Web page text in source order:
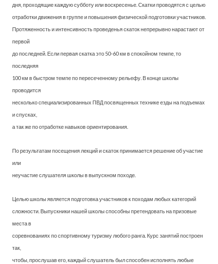
дня, проходящие каждую субботу или воскресенье. Скатки проводятся с целью
отработки движения в группе и повышения физической подготовки участников.
Протяженность и интенсивность проведенья скаток непрерывно нарастают от
первой
до последней. Если первая скатка это 50-60 км в спокойном темпе, то
последняя
100 км в быстром темпе по пересеченному рельефу. В конце школы
проводится
несколько специализированных ПВД посвященных технике езды на подъемах
и спусках,
а так же по отработке навыков ориентирования.
По результатам посещения лекций и скаток принимается решение об участие
или
неучастие слушателя школы в выпускном походе.
Целью школы является подготовка участников к походам любых категорий
сложности. Выпускники нашей школы способны претендовать на призовые
места в
соревнованиях по спортивному туризму любого ранга. Курс занятий построен
так,
чтобы, прослушав его, каждый слушатель был способен исполнять любые